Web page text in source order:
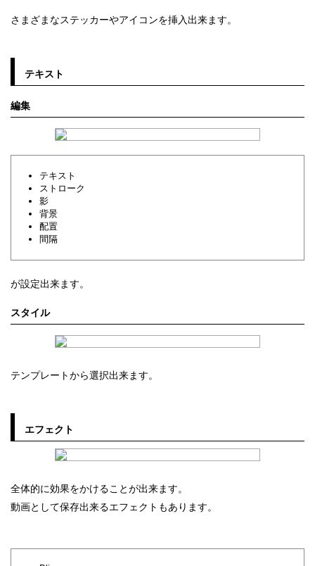
さまざまなステッカーやアイコンを挿入出来ます。
テキスト
編集
テキスト
ストローク
影
背景
配置
間隔
が設定出来ます。
スタイル
テンプレートから選択出来ます。
エフェクト
全体的に効果をかけることが出来ます。
動画として保存出来るエフェクトもあります。